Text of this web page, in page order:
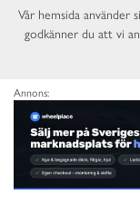
Annons:
Vår hemsida använder
godkänner du att vi